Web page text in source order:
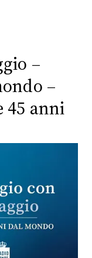
–
–
45 anni